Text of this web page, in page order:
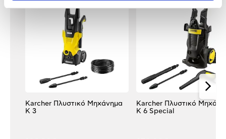
Karcher Πλυστικό Μηχάνημα
K 3
Karcher Πλυστικό
K 6 Special